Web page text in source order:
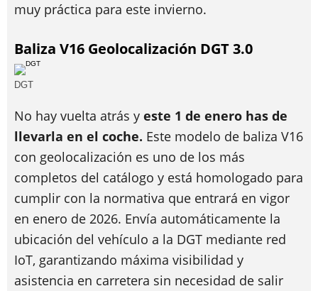
muy práctica para este invierno.
Baliza V16 Geolocalización DGT 3.0
DGT
No hay vuelta atrás y este 1 de enero has de
llevarla en el coche. Este modelo de baliza V16
con geolocalización es uno de los más
completos del catálogo y está homologado para
cumplir con la normativa que entrará en vigor
en enero de 2026. Envía automáticamente la
ubicación del vehículo a la DGT mediante red
IoT, garantizando máxima visibilidad y
asistencia en carretera sin necesidad de salir